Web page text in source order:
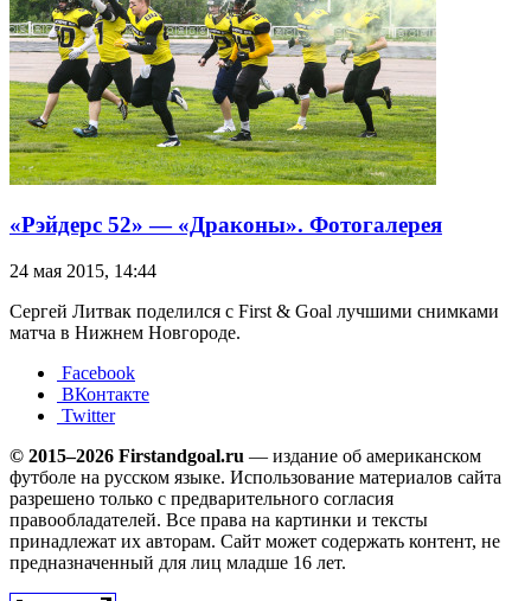
«Рэйдерс 52» — «Драконы». Фотогалерея
24 мая 2015, 14:44
Сергей Литвак поделился с First & Goal лучшими снимками
матча в Нижнем Новгороде.
Facebook
ВКонтакте
Twitter
© 2015–2026 Firstandgoal.ru — издание об американском
футболе на русском языке. Использование материалов cайта
разрешено только с предварительного согласия
правообладателей. Все права на картинки и тексты
принадлежат их авторам. Сайт может содержать контент, не
предназначенный для лиц младше 16 лет.